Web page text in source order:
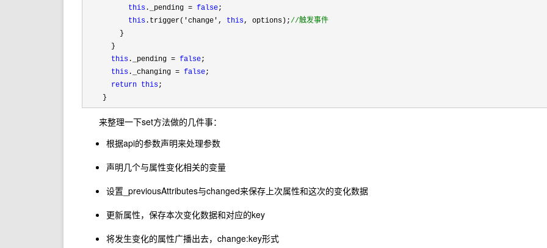
this ._pending = false;
this .trigger('change', this, options);//触发事件
        }
      }
this ._pending = false;
this ._changing = false;
return this;
    }
来整理一下set方法做的几件事：
根据api的参数声明来处理参数
声明几个与属性变化相关的变量
设置_previousAttributes与changed来保存上次属性和这次的变化数据
更新属性，保存本次变化数据和对应的key
将发生变化的属性广播出去，change:key形式